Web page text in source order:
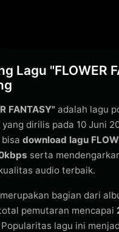
Lagu "FLOWER
FANTASY" adalah lagu
yang dirilis pada 10 Juni
download lagu
serta
audio terbaik.
bagian dari
pemutaran mencapai
lagu ini